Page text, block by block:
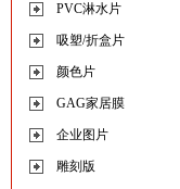
PVC淋水片
吸塑/折盒片
颜色片
GAG家居膜
企业图片
雕刻版